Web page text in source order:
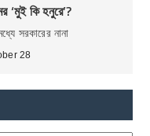
‘মুই কি হনুরে’?
সরকারের নানা
28